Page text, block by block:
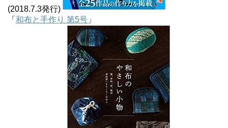
(2018.7.3発行)
「 和布と手作り 第5号 」